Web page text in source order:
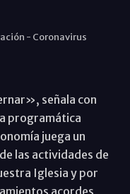
- Coronavirus
señala con
programática
juega un
las actividades de
Iglesia y por